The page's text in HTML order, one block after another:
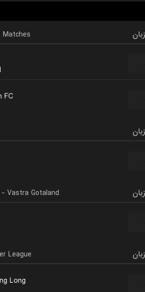
Matches
FC
Vastra Gotaland
League
Long